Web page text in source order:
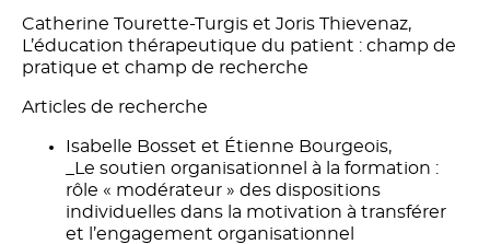
Catherine Tourette-Turgis et Joris Thievenaz,
L’éducation thérapeutique du patient : champ de
pratique et champ de recherche
Articles de recherche
Isabelle Bosset et Étienne Bourgeois,
_Le soutien organisationnel à la formation :
rôle « modérateur » des dispositions
individuelles dans la motivation à transférer
et l’engagement organisationnel